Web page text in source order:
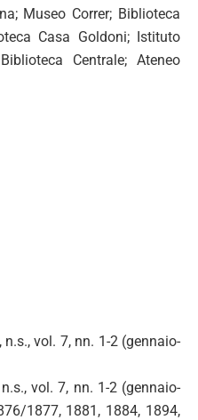
Museo Correr; Biblioteca
Casa Goldoni; Istituto
Centrale; Ateneo
vol. 7, nn. 1-2 (gennaio-
vol. 7, nn. 1-2 (gennaio-
1877, 1881, 1884, 1894,